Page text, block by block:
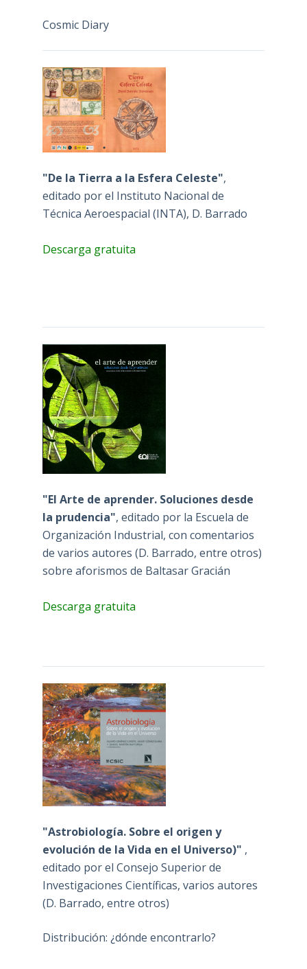
Cosmic Diary
"De la Tierra a la Esfera Celeste",
editado por el Instituto Nacional de
Técnica Aeroespacial (INTA), D. Barrado
Descarga gratuita
"El Arte de aprender. Soluciones desde
la prudencia", editado por la Escuela de
Organización Industrial, con comentarios
de varios autores (D. Barrado, entre otros)
sobre aforismos de Baltasar Gracián
Descarga gratuita
"Astrobiología. Sobre el origen y
evolución de la Vida en el Universo)" ,
editado por el Consejo Superior de
Investigaciones Científicas, varios autores
(D. Barrado, entre otros)
Distribución: ¿dónde encontrarlo?